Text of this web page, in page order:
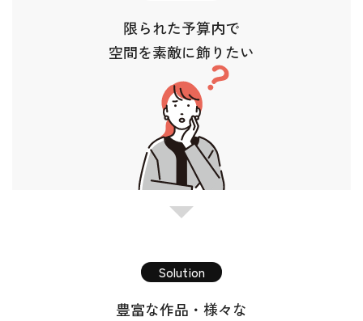
限られた予算内で
空間を素敵に飾りたい
Solution
豊富な作品・様々な